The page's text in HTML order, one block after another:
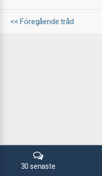
<< Föregående tråd
30 senaste